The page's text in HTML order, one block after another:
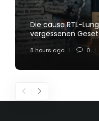
Die causa RTL-
vergessenen
8 hours ago 0